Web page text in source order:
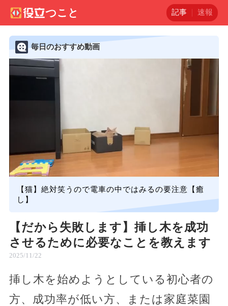
記事 速報
毎日のおすすめ動画
【猫】絶対笑うので電車の中ではみるの要注意【癒
し】
【だから失敗します】挿し木を成功
させるために必要なことを教えます
2025/11/22
挿し木を始めようとしている初心者の
方、成功率が低い方、または家庭菜園